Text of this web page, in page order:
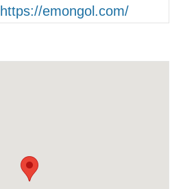
https://emongol.com/